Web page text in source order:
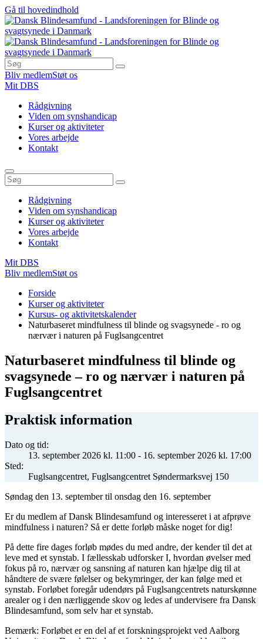
Gå til hovedindhold
Bliv medlemStøt os
Mit DBS
Rådgivning
Viden om synshandicap
Kurser og aktiviteter
Vores arbejde
Kontakt
Rådgivning
Viden om synshandicap
Kurser og aktiviteter
Vores arbejde
Kontakt
Mit DBS
Bliv medlemStøt os
Forside
Kurser og aktiviteter
Kursus- og aktivitetskalender
Naturbaseret mindfulness til blinde og svagsynede - ro og
nærvær i naturen på Fuglsangcentret
Naturbaseret mindfulness til blinde og
svagsynede – ro og nærvær i naturen på
Fuglsangcentret
Praktisk information
Dato og tid:
13. september 2026 kl. 11:00 - 16. september 2026 kl. 17:00
Sted:
Fuglsangcentret, Fuglsangcentret Søndermarksvej 150
Søndag den 13. september til onsdag den 16. september
Er du medlem af Dansk Blindesamfund og interesseret i at afprøve
mindfulness i naturen? Så er dette forløb måske noget for dig!
På dette fire dages forløb mødes du med andre, der kender til det at
leve med et synstab. I fællesskab udforsker I, hvordan øvelser med
fokus på ro, nærvær og sansning af naturen kan hjælpe dig til at
håndtere de svære følelser og bekymringer, der kan følge med et
synstab. Forløbet foregår udendørs på Fuglsangcentrets naturskønne
arealer og i den nærliggende skov og ledes af undervisere fra Dansk
Blindesamfund, som selv har et synstab.
Bemærk: Forløbet er en del af et forskningsprojekt ved Aalborg